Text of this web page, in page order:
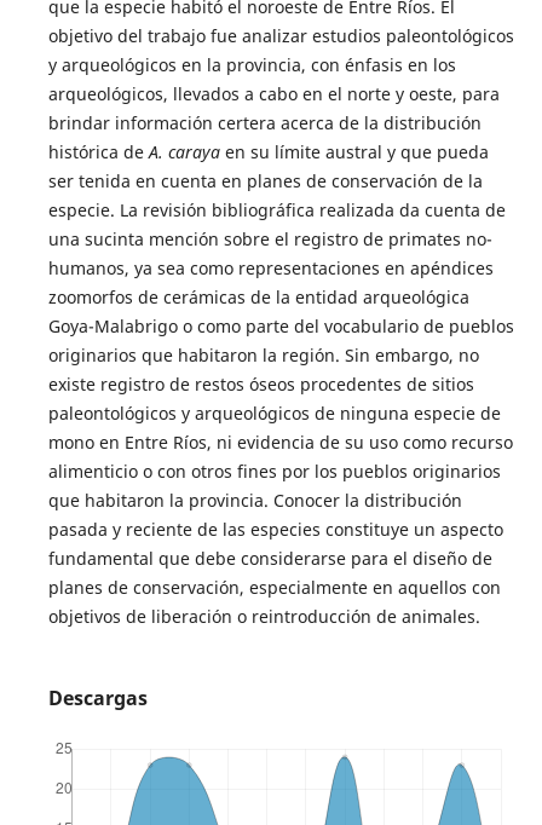
que la especie habitó el noroeste de Entre Ríos. El
objetivo del trabajo fue analizar estudios paleontológicos
y arqueológicos en la provincia, con énfasis en los
arqueológicos, llevados a cabo en el norte y oeste, para
brindar información certera acerca de la distribución
histórica de A. carayaen su límite austral y que pueda
ser tenida en cuenta en planes de conservación de la
especie. La revisión bibliográfica realizada da cuenta de
una sucinta mención sobre el registro de primates no-
humanos, ya sea como representaciones en apéndices
zoomorfos de cerámicas de la entidad arqueológica
Goya-Malabrigo o como parte del vocabulario de pueblos
originarios que habitaron la región. Sin embargo, no
existe registro de restos óseos procedentes de sitios
paleontológicos y arqueológicos de ninguna especie de
mono en Entre Ríos, ni evidencia de su uso como recurso
alimenticio o con otros fines por los pueblos originarios
que habitaron la provincia. Conocer la distribución
pasada y reciente de las especies constituye un aspecto
fundamental que debe considerarse para el diseño de
planes de conservación, especialmente en aquellos con
objetivos de liberación o reintroducción de animales.
Descargas